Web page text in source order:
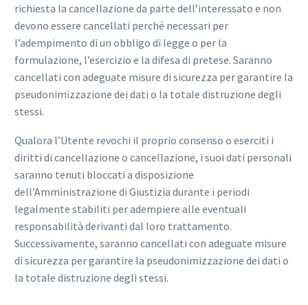
richiesta la cancellazione da parte dell’interessato e non
devono essere cancellati perché necessari per
l’adempimento di un obbligo di legge o per la
formulazione, l’esercizio e la difesa di pretese. Saranno
cancellati con adeguate misure di sicurezza per garantire la
pseudonimizzazione dei dati o la totale distruzione degli
stessi.
Qualora l’Utente revochi il proprio consenso o eserciti i
diritti di cancellazione o cancellazione, i suoi dati personali
saranno tenuti bloccati a disposizione
dell’Amministrazione di Giustizia durante i periodi
legalmente stabiliti per adempiere alle eventuali
responsabilità derivanti dal loro trattamento.
Successivamente, saranno cancellati con adeguate misure
di sicurezza per garantire la pseudonimizzazione dei dati o
la totale distruzione degli stessi.